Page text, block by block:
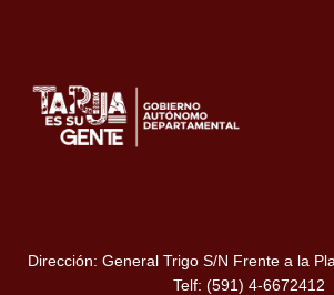
Dirección: General Trigo S/N Frente a la
Telf: (591) 4-6672412